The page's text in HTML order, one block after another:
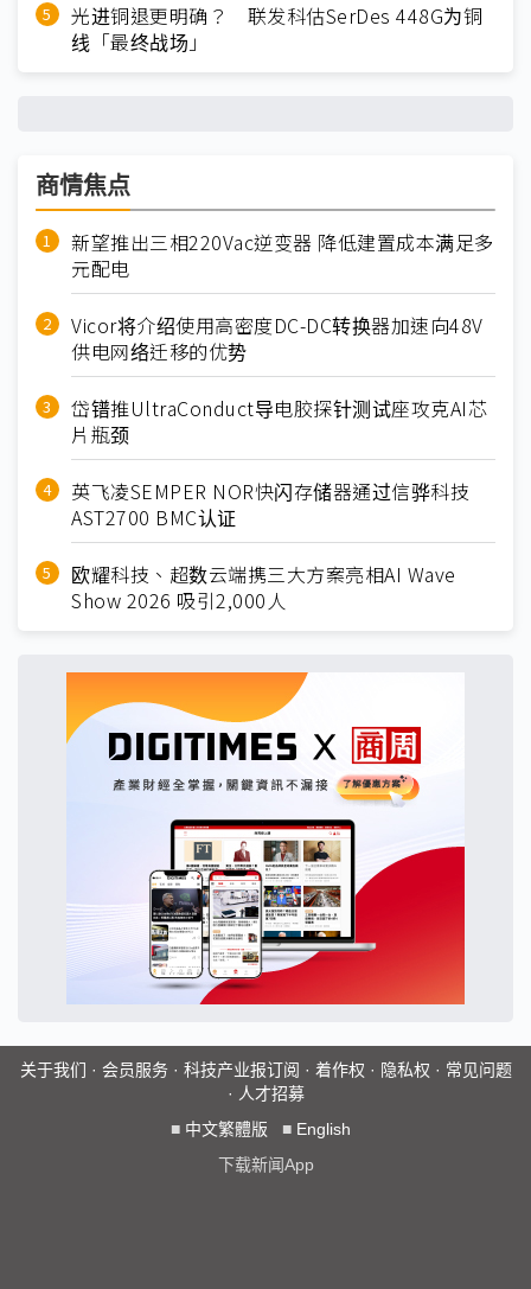
光进铜退更明确？ 联发科估SerDes 448G为铜
线「最终战场」
商情焦点
新望推出三相220Vac逆变器 降低建置成本满足多
元配电
Vicor将介绍使用高密度DC-DC转换器加速向48V
供电网络迁移的优势
岱镨推UltraConduct导电胶探针测试座攻克AI芯
片瓶颈
英飞凌SEMPER NOR快闪存储器通过信骅科技
AST2700 BMC认证
欧耀科技、超数云端携三大方案亮相AI Wave
Show 2026 吸引2,000人
关于我们 · 会员服务· 科技产业报订阅 · 着作权 · 隐私权 · 常见问题
· 人才招募
■ 中文繁體版 ■ English
下载新闻App